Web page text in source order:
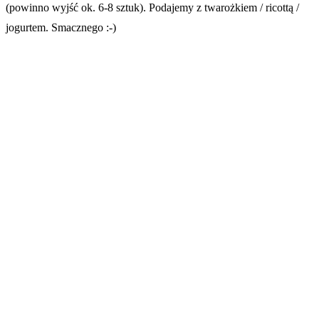
(powinno wyjść ok. 6-8 sztuk). Podajemy z twarożkiem / ricottą /
jogurtem. Smacznego :-)